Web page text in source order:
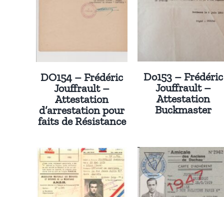
DO154 – Frédéric
Jouffrault –
Attestation
d’arrestation pour
faits de Résistance
Do153 – Frédéric
Jouffrault –
Attestation
Buckmaster